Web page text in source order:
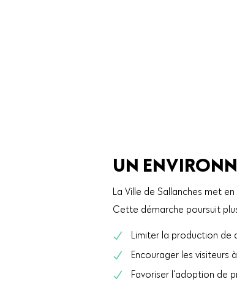
UN
La Ville de Sallanches met
Cette démarche poursuit
Limiter la production de
Encourager les visiteurs
Favoriser l'adoption de